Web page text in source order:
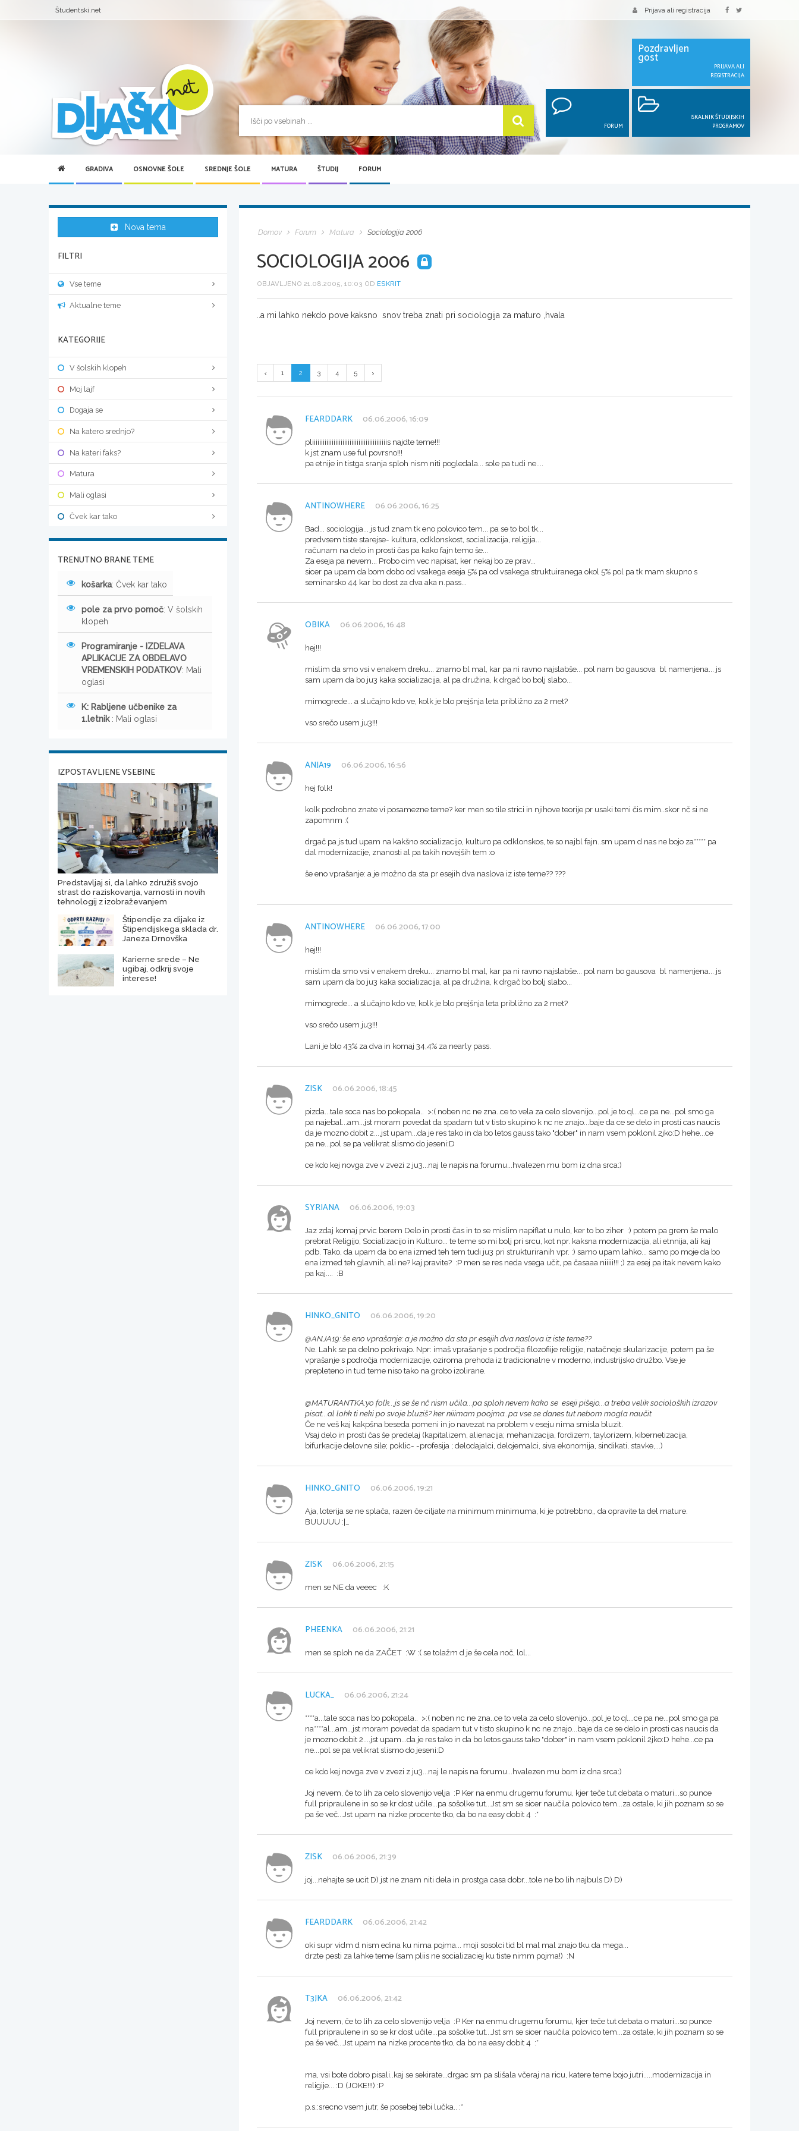
Študentski.net Prijava ali registracija
Pozdravljen
gost
PRIJAVA ALI
REGISTRACIJA
FORUM
ISKALNIK ŠTUDIJSKIH
PROGRAMOV
GRADIVA OSNOVNE ŠOLE SREDNJE ŠOLE MATURA ŠTUDIJ FORUM
Domov Forum Matura Sociologija 2006
SOCIOLOGIJA 2006
OBJAVLJENO 21.08.2005, 10:03 OD ESKRIT
..a mi lahko nekdo pove kaksno snov treba znati pri sociologija za maturo ,hvala
1 2 3 4 5
FEARDDARK 06.06.2006, 16:09
pliiiiiiiiiiiiiiiiiiiiiiiiiiiiiiiiiiiiiiiiiis najdte teme!!!
k jst znam use ful povrsno!!!
pa etnije in tistga sranja sploh nism niti pogledala... sole pa tudi ne....
ANTINOWHERE 06.06.2006, 16:25
Bad... sociologija... js tud znam tk eno polovico tem... pa se to bol tk...
predvsem tiste starejse- kultura, odklonskost, socializacija, religija...
računam na delo in prosti čas pa kako fajn temo še...
Za eseja pa nevem... Probo cim vec napisat, ker nekaj bo ze prav...
sicer pa upam da bom dobo od vsakega eseja 5% pa od vsakega struktuiranega okol 5% pol pa tk mam skupno s
seminarsko 44 kar bo dost za dva aka n.pass...
OBIKA 06.06.2006, 16:48
hej!!!
mislim da smo vsi v enakem dreku... znamo bl mal, kar pa ni ravno najslabše... pol nam bo gausova bl namenjena... js
sam upam da bo ju3 kaka socializacija, al pa družina, k drgač bo bolj slabo...
mimogrede... a slučajno kdo ve, kolk je blo prejšnja leta približno za 2 met?
vso srečo usem ju3!!!
ANJA19 06.06.2006, 16:56
hej folk!
kolk podrobno znate vi posamezne teme? ker men so tile strici in njihove teorije pr usaki temi čis mim..skor nč si ne
zapomnm :(
drgač pa js tud upam na kakšno socializacijo, kulturo pa odklonskos, te so najbl fajn..sm upam d nas ne bojo za***** pa
dal modernizacije, znanosti al pa takih novejših tem :o
še eno vprašanje: a je možno da sta pr esejih dva naslova iz iste teme?? ???
ANTINOWHERE 06.06.2006, 17:00
hej!!!
mislim da smo vsi v enakem dreku... znamo bl mal, kar pa ni ravno najslabše... pol nam bo gausova bl namenjena... js
sam upam da bo ju3 kaka socializacija, al pa družina, k drgač bo bolj slabo...
mimogrede... a slučajno kdo ve, kolk je blo prejšnja leta približno za 2 met?
vso srečo usem ju3!!!
Lani je blo 43% za dva in komaj 34,4% za nearly pass.
ZISK 06.06.2006, 18:45
pizda...tale soca nas bo pokopala.. >:( noben nc ne zna..ce to vela za celo slovenijo...pol je to ql...ce pa ne...pol smo ga
pa najebal...am...jst moram povedat da spadam tut v tisto skupino k nc ne znajo...baje da ce se delo in prosti cas naucis
da je mozno dobit 2....jst upam...da je res tako in da bo letos gauss tako "dober" in nam vsem poklonil 2jko:D hehe...ce
pa ne...pol se pa velikrat slismo do jeseni:D
ce kdo kej novga zve v zvezi z ju3...naj le napis na forumu...hvalezen mu bom iz dna srca:)
SYRIANA 06.06.2006, 19:03
Jaz zdaj komaj prvic berem Delo in prosti čas in to se mislim napiflat u nulo, ker to bo ziher :) potem pa grem še malo
prebrat Religijo, Socializacijo in Kulturo... te teme so mi bolj pri srcu, kot npr. kaksna modernizacija, ali etnnija, ali kaj
pdb. Tako, da upam da bo ena izmed teh tem tudi ju3 pri strukturiranih vpr. :) samo upam lahko... samo po moje da bo
ena izmed teh glavnih, ali ne? kaj pravite? :P men se res neda vsega učit, pa časaaa niiiii!!! ;) za esej pa itak nevem kako
pa kaj.... :B
HINKO_GNITO 06.06.2006, 19:20
@ANJA19: še eno vprašanje: a je možno da sta pr esejih dva naslova iz iste teme??
Ne. Lahk se pa delno pokrivajo. Npr: imaš vprašanje s področja filozofiije religije, natačneje skularizacije, potem pa še
vprašanje s področja modernizacije, oziroma prehoda iz tradicionalne v moderno, industrijsko družbo. Vse je
prepleteno in tud teme niso tako na grobo izolirane.
@MATURANTKA:yo folk...js se še nč nism učila...pa sploh nevem kako se eseji pišejo...a treba velik socioloških izrazov
pisat...al lohk ti neki po svoje bluziš? ker niiimam poojma..pa vse se danes tut nebom mogla naučit
Če ne veš kaj kakpšna beseda pomeni in jo navezat na problem v eseju nima smisla bluzit.
Vsaj delo in prosti čas še predelaj (kapitalizem, alienacija; mehanizacija, fordizem, taylorizem, kibernetizacija,
bifurkacije delovne sile; poklic- -profesija ; delodajalci, delojemalci, siva ekonomija, sindikati, stavke,...)
HINKO_GNITO 06.06.2006, 19:21
Aja, loterija se ne splača, razen če ciljate na minimum minimuma, ki je potrebbno,, da opravite ta del mature.
BUUUUU :|_
ZISK 06.06.2006, 21:15
men se NE da veeec :K
PHEENKA 06.06.2006, 21:21
men se sploh ne da ZAČET :W :( se tolažm d je še cela noč, lol...
LUCKA_ 06.06.2006, 21:24
****a...tale soca nas bo pokopala.. >:( noben nc ne zna..ce to vela za celo slovenijo...pol je to ql...ce pa ne...pol smo ga pa
na****al...am...jst moram povedat da spadam tut v tisto skupino k nc ne znajo...baje da ce se delo in prosti cas naucis da
je mozno dobit 2....jst upam...da je res tako in da bo letos gauss tako "dober" in nam vsem poklonil 2jko:D hehe...ce pa
ne...pol se pa velikrat slismo do jeseni:D
ce kdo kej novga zve v zvezi z ju3...naj le napis na forumu...hvalezen mu bom iz dna srca:)
Joj nevem, če to lih za celo slovenijo velja :P Ker na enmu drugemu forumu, kjer teče tut debata o maturi...so punce
full pripraulene in so se kr dost učile...pa sošolke tut...Jst sm se sicer naučila polovico tem...za ostale, ki jih poznam so se
pa še več...Jst upam na nizke procente tko, da bo na easy dobit 4 :*
ZISK 06.06.2006, 21:39
joj...nehajte se ucit D) jst ne znam niti dela in prostga casa dobr...tole ne bo lih najbuls D) D)
FEARDDARK 06.06.2006, 21:42
oki supr vidm d nism edina ku nima pojma... moji sosolci tid bl mal mal znajo tku da mega...
drzte pesti za lahke teme (sam pliis ne socializaciej ku tiste nimm pojma!) :N
T3JKA 06.06.2006, 21:42
Joj nevem, če to lih za celo slovenijo velja :P Ker na enmu drugemu forumu, kjer teče tut debata o maturi...so punce
full pripraulene in so se kr dost učile...pa sošolke tut...Jst sm se sicer naučila polovico tem...za ostale, ki jih poznam so se
pa še več...Jst upam na nizke procente tko, da bo na easy dobit 4 :*
ma, vsi bote dobro pisali..kaj se sekirate...drgac sm pa slišala včeraj na ricu, katere teme bojo jutri.....modernizacija in
religije... :D (JOKE!!!) :P
p.s.:srecno vsem jutr, še posebej tebi lučka.. :*
Nova tema
FILTRI
Vse teme
Aktualne teme
KATEGORIJE
V šolskih klopeh
Moj lajf
Dogaja se
Na katero srednjo?
Na kateri faks?
Matura
Mali oglasi
Čvek kar tako
TRENUTNO BRANE TEME
košarka: Čvek kar tako
pole za prvo pomoč: V šolskih
klopeh
Programiranje - IZDELAVA
APLIKACIJE ZA OBDELAVO
VREMENSKIH PODATKOV: Mali
oglasi
K: Rabljene učbenike za
1.letnik : Mali oglasi
IZPOSTAVLJENE VSEBINE
Predstavljaj si, da lahko združiš svojo
strast do raziskovanja, varnosti in novih
tehnologij z izobraževanjem
Štipendije za dijake iz
Štipendijskega sklada dr.
Janeza Drnovška
Karierne srede – Ne
ugibaj, odkrij svoje
interese!